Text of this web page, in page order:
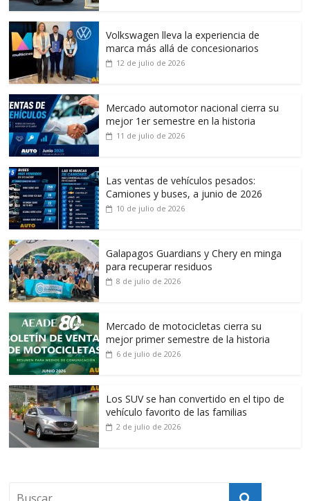
Volkswagen lleva la experiencia de
marca más allá de concesionarios
12 de julio de 2026
Mercado automotor nacional cierra su
mejor 1er semestre en la historia
11 de julio de 2026
Las ventas de vehículos pesados:
Camiones y buses, a junio de 2026
10 de julio de 2026
Galapagos Guardians y Chery en minga
para recuperar residuos
8 de julio de 2026
Mercado de motocicletas cierra su
mejor primer semestre de la historia
6 de julio de 2026
Los SUV se han convertido en el tipo de
vehículo favorito de las familias
2 de julio de 2026